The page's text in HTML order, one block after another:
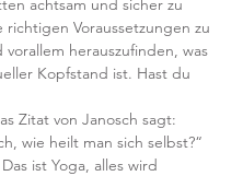
achtsam und sicher zu
Voraussetzungen zu
vorallem herauszufinden, was
Kopfstand ist. Hast du
Zitat von Janosch sagt:
wie heilt man sich selbst?“
ist Yoga, alles wird